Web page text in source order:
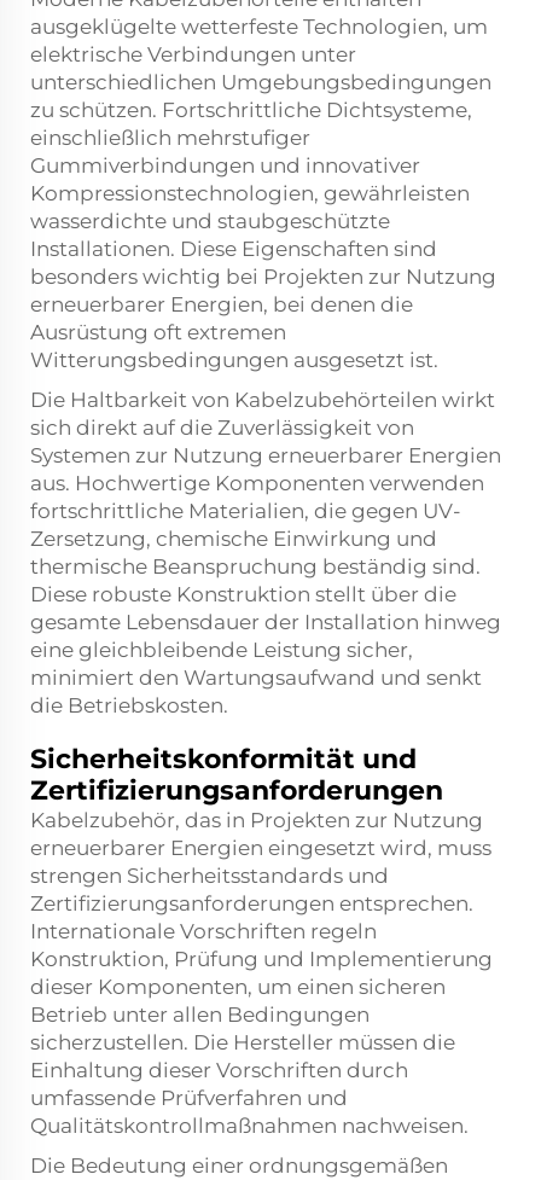
ausgeklügelte wetterfeste Technologien, um
elektrische Verbindungen unter
unterschiedlichen Umgebungsbedingungen
zu schützen. Fortschrittliche Dichtsysteme,
einschließlich mehrstufiger
Gummiverbindungen und innovativer
Kompressionstechnologien, gewährleisten
wasserdichte und staubgeschützte
Installationen. Diese Eigenschaften sind
besonders wichtig bei Projekten zur Nutzung
erneuerbarer Energien, bei denen die
Ausrüstung oft extremen
Witterungsbedingungen ausgesetzt ist.
Die Haltbarkeit von Kabelzubehörteilen wirkt
sich direkt auf die Zuverlässigkeit von
Systemen zur Nutzung erneuerbarer Energien
aus. Hochwertige Komponenten verwenden
fortschrittliche Materialien, die gegen UV-
Zersetzung, chemische Einwirkung und
thermische Beanspruchung beständig sind.
Diese robuste Konstruktion stellt über die
gesamte Lebensdauer der Installation hinweg
eine gleichbleibende Leistung sicher,
minimiert den Wartungsaufwand und senkt
die Betriebskosten.
Sicherheitskonformität und
Zertifizierungsanforderungen
Kabelzubehör, das in Projekten zur Nutzung
erneuerbarer Energien eingesetzt wird, muss
strengen Sicherheitsstandards und
Zertifizierungsanforderungen entsprechen.
Internationale Vorschriften regeln
Konstruktion, Prüfung und Implementierung
dieser Komponenten, um einen sicheren
Betrieb unter allen Bedingungen
sicherzustellen. Die Hersteller müssen die
Einhaltung dieser Vorschriften durch
umfassende Prüfverfahren und
Qualitätskontrollmaßnahmen nachweisen.
Die Bedeutung einer ordnungsgemäßen